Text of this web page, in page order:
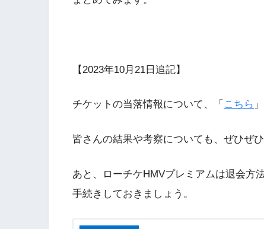
【2023年10月21日追記】
チケットの当落情報について、「 こちら
皆さんの結果や考察についても、ぜひぜ
あと、ローチケHMVプレミアムは退会方
手続きしておきましょう。